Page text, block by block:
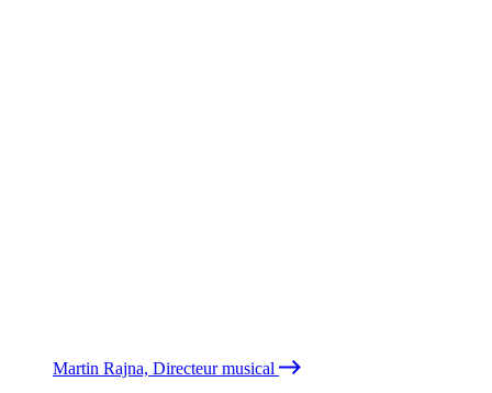
Martin Rajna, Directeur musical